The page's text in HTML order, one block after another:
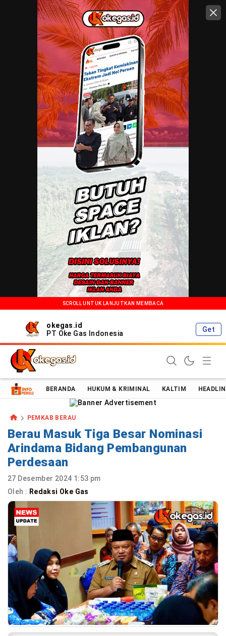
SCROLL UNTUK LANJUTKAN MEMBACA
okegas.id
PT Oke Gas Indonesia
Get
Oke Gas Indonesia | Energi Positif Informasi Terkini!
BERANDA HUKUM & KRIMINAL KALTIM
PEMKAB BERAU
Berau Masuk Tiga Besar Nominasi
Arindama Bidang Pembangunan
Perdesaan
27 Desember 2024 1:53 pm
Oleh : Redaksi Oke Gas